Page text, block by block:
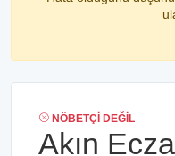
NÖBETÇI DEĞIL
Akın